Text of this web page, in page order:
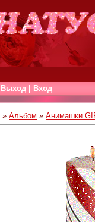
Выход Вход
» Альбом » Анимашки